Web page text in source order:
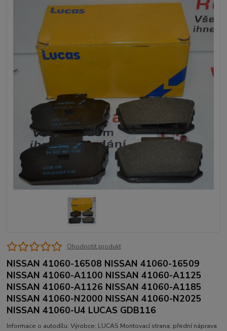
Ohodnotit produkt
NISSAN 41060-16508 NISSAN 41060-16509
NISSAN 41060-A1100 NISSAN 41060-A1125
NISSAN 41060-A1126 NISSAN 41060-A1185
NISSAN 41060-N2000 NISSAN 41060-N2025
NISSAN 41060-U4 LUCAS GDB116
Informace o autodílu: Výrobce: LUCAS Montovací strana: přední náprava